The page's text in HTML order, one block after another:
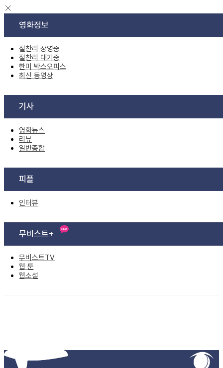
영화정보
절찬리 상영중
절찬리 대기중
한미 박스오피스
최신 동영상
기사
영화뉴스
리뷰
일반종합
피플
인터뷰
무비스트+
무비스트TV
웹 툰
웹소설